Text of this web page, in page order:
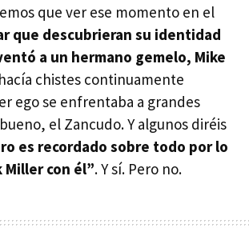
que ver ese momento en el
que descubrieran su identidad
a un hermano gemelo, Mike
chistes continuamente
ego se enfrentaba a grandes
el Zancudo. Y algunos diréis
es recordado sobre todo por lo
Miller con él”. Y sí. Pero no.